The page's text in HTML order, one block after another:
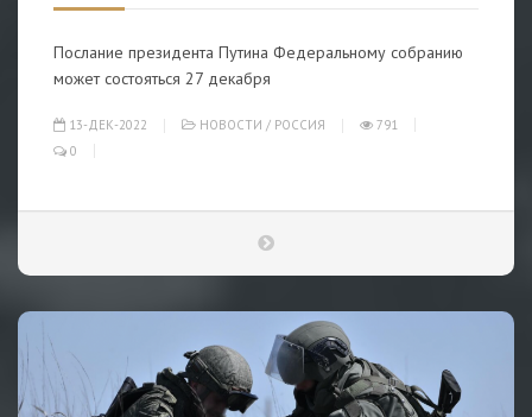
Послание президента Путина Федеральному собранию
может состояться 27 декабря
13-ДЕК-2022 НОВОСТИ / РОССИЯ
791
0